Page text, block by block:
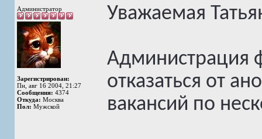
Администратор
Зарегистрирован:
Пн, авг 16 2004, 21:27
Сообщения: 4374
Откуда: Москва
Пол: Мужской
Уважаемая
Администрация
отказаться от
вакансий по